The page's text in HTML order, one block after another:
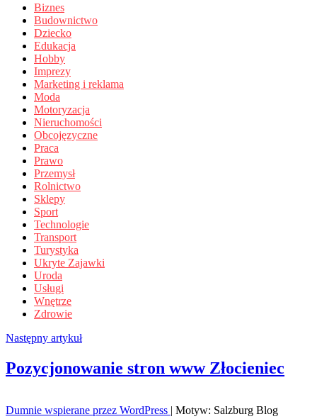
Biznes
Budownictwo
Dziecko
Edukacja
Hobby
Imprezy
Marketing i reklama
Moda
Motoryzacja
Nieruchomości
Obcojęzyczne
Praca
Prawo
Przemysł
Rolnictwo
Sklepy
Sport
Technologie
Transport
Turystyka
Ukryte Zajawki
Uroda
Usługi
Wnętrze
Zdrowie
Następny artykuł
Pozycjonowanie stron www Złocieniec
Dumnie wspierane przez WordPress | Motyw: Salzburg Blog